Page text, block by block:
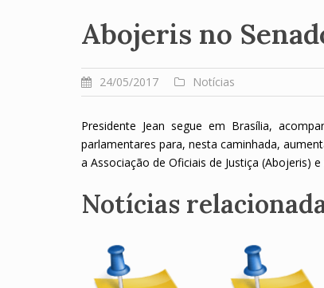
Abojeris no
24/05/2017 Notícias
Presidente Jean segue em Brasília,
parlamentares para, nesta caminhada,
a Associação de Oficiais de Justiça (Abojeris)
Notícias